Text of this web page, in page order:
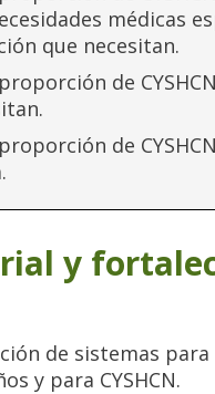
médicas
que necesitan.
de
de
y
de sistemas
y para CYSHCN.